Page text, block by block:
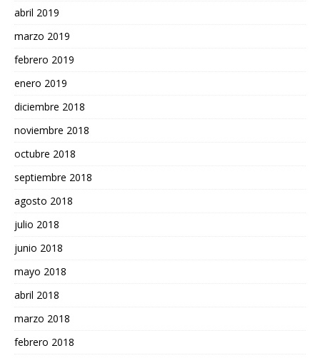
abril 2019
marzo 2019
febrero 2019
enero 2019
diciembre 2018
noviembre 2018
octubre 2018
septiembre 2018
agosto 2018
julio 2018
junio 2018
mayo 2018
abril 2018
marzo 2018
febrero 2018